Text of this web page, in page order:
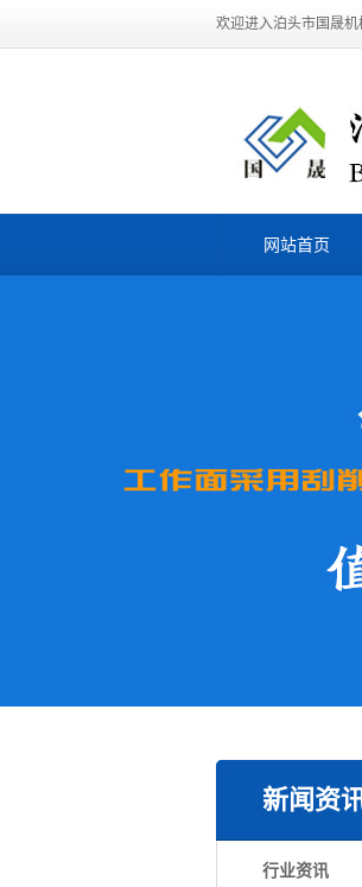
欢迎进入泊头市国晟机
网站首页
新闻资
行业资讯